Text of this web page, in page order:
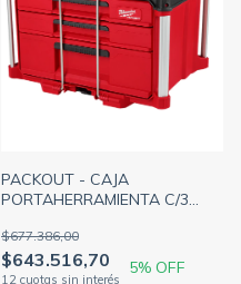
PACKOUT - CAJA
PORTAHERRAMIENTA C/3
SEGURIDAD 363x564x414MM
MILWAUKEE 4822-8447
$643.516,70
$677.386,00
5% OFF